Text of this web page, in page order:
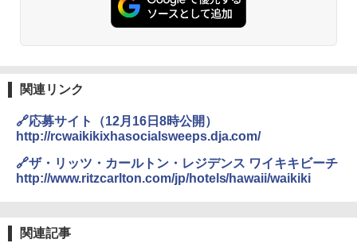
関連リンク
🔗応募サイト（12月16日8時公開）
http://rcwaikikixhasocialsweeps.dja.com/
🔗ザ・リッツ・カールトン・レジデンス ワイキキビーチ
http://www.ritzcarlton.com/jp/hotels/hawaii/waikiki
関連記事